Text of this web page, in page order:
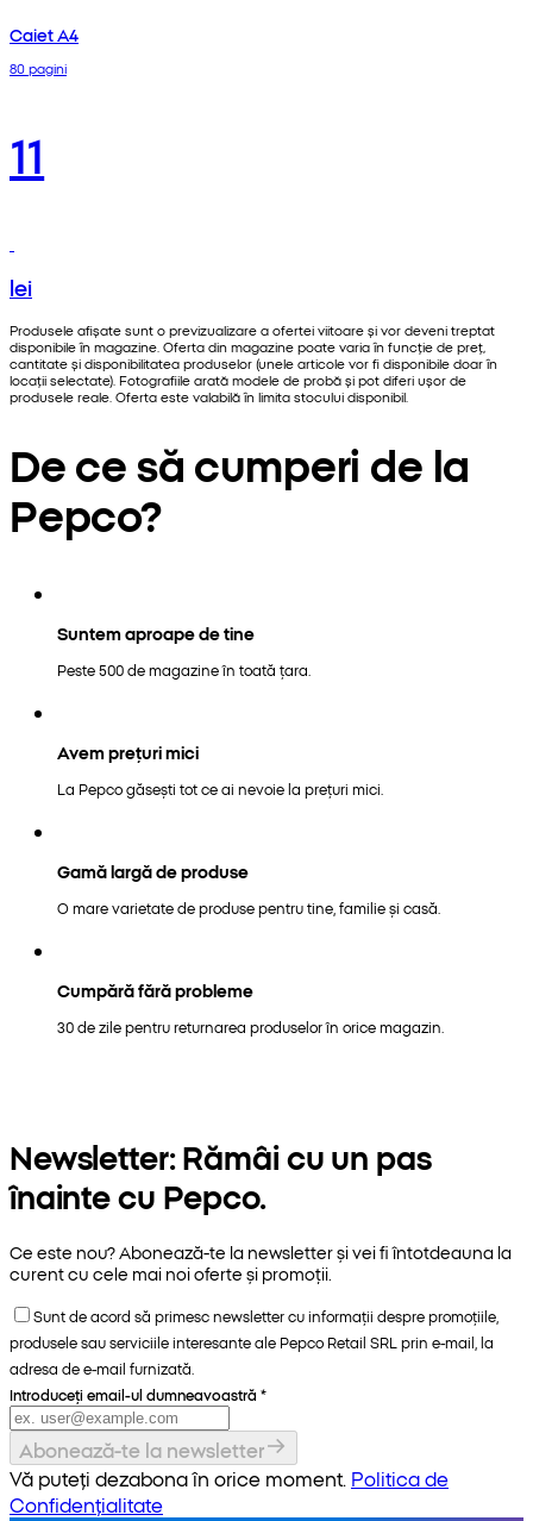
Caiet A4
80 pagini
11
lei
Produsele afișate sunt o previzualizare a ofertei viitoare și vor deveni treptat
disponibile în magazine. Oferta din magazine poate varia în funcție de preț,
cantitate și disponibilitatea produselor (unele articole vor fi disponibile doar în
locații selectate). Fotografiile arată modele de probă și pot diferi ușor de
produsele reale. Oferta este valabilă în limita stocului disponibil.
De ce să cumperi de la
Pepco?
Suntem aproape de tine
Peste 500 de magazine în toată țara.
Avem prețuri mici
La Pepco găsești tot ce ai nevoie la prețuri mici.
Gamă largă de produse
O mare varietate de produse pentru tine, familie și casă.
Cumpără fără probleme
30 de zile pentru returnarea produselor în orice magazin.
Newsletter: Rămâi cu un pas
înainte cu Pepco.
Ce este nou? Abonează-te la newsletter și vei fi întotdeauna la
curent cu cele mai noi oferte și promoții.
Sunt de acord să primesc newsletter cu informații despre promoțiile,
produsele sau serviciile interesante ale Pepco Retail SRL prin e-mail, la
adresa de e-mail furnizată.
Introduceți email-ul dumneavoastră *
Abonează-te la newsletter
Vă puteți dezabona în orice moment. Politica de
Confidențialitate